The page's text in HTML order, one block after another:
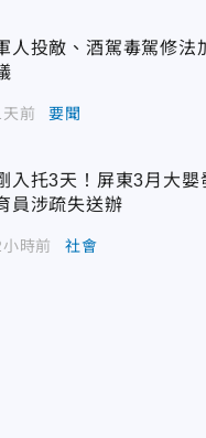
人投敵、酒駕毒駕修
天前 要聞
入托3天！屏東3月大
員涉疏失送辦
小時前 社會